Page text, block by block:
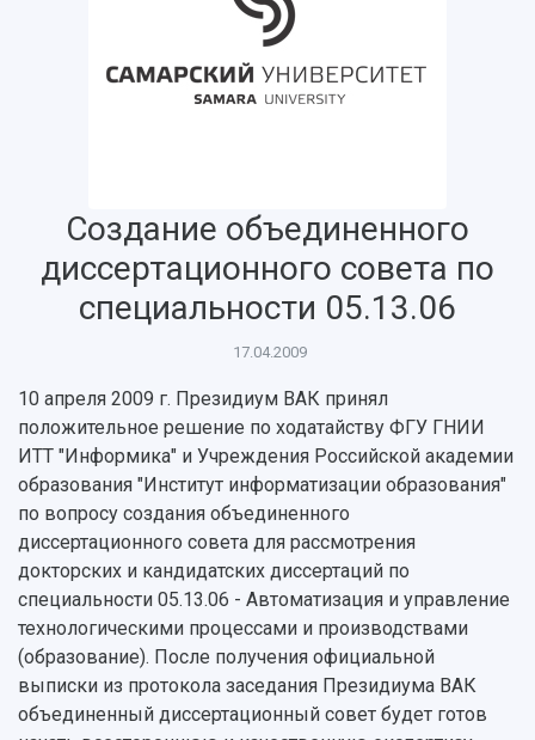
История
Ключевые факты
Рейтинги
Попечительский совет
Ученый совет
Ректорат
Кадровый резерв
Персоналии
Сотрудники и преподаватели
Заслуженные деятели
Структура университета
Институты и факультеты
Главные новости
Бортжурнал
Объявления
Пресс-центр
Газета "Полет"
Газета "Самарский университет"
Мы в соцсетях
Мультимедиа
Подкасты
Просветительский проект "Одержимы
Почему я выбираю Самарский университет?
Абитуриенту
Бакалавриат и специалитет
Магистратура
Учебные планы
Дополнительное образование
Институты и факультеты
Образовательные программы
Профессорско-преподавательский состав
Расписание занятий
Стипендии
Тестирование иностранных граждан на
Основные научные направления
Научные школы и ведущие научные коллективы
Диссертационные советы
Подготовка научных кадров
Конкурс на замещение должностей научных
Научно-технический совет
Научные проекты и темы
Аспирантура и докторантура
Справочные материалы
Научная инфраструктура
Научно-исследовательские подразделения
Структурная схема управления научно-
исследовательской деятельностью
Создание объединенного
диссертационного совета по
специальности 05.13.06
17.04.2009
10 апреля 2009 г. Президиум ВАК принял
положительное решение по ходатайству ФГУ ГНИИ
ИТТ "Информика" и Учреждения Российской академии
образования "Институт информатизации образования"
по вопросу создания объединенного
диссертационного совета для рассмотрения
докторских и кандидатских диссертаций по
специальности 05.13.06 - Автоматизация и управление
технологическими процессами и производствами
(образование). После получения официальной
выписки из протокола заседания Президиума ВАК
объединенный диссертационный совет будет готов